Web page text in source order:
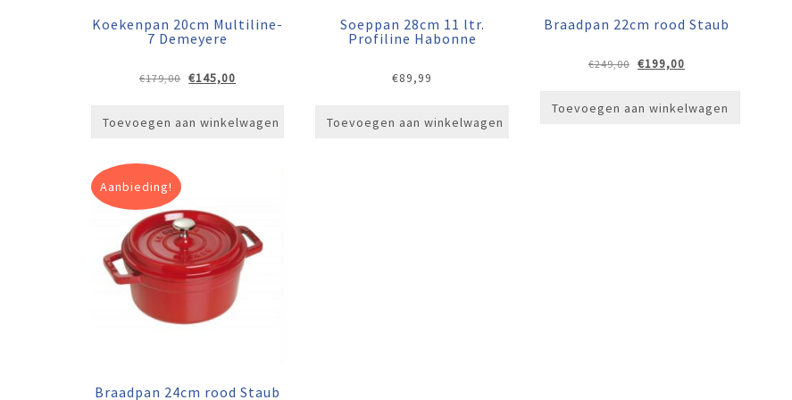
Koekenpan 20cm Multiline-
7 Demeyere
€179,00 Oorspronkelijke
€179,00.
€145,00
€145,00.
Toevoegen aan winkelwagen
Soeppan 28cm 11 ltr.
Profiline Habonne
€89,99
Toevoegen aan winkelwagen
Braadpan 22cm rood Staub
€249,00 Oorspronkelijke
€249,00.
€199,00
€199,00.
Toevoegen aan winkelwagen
Aanbieding!
Braadpan 24cm rood Staub